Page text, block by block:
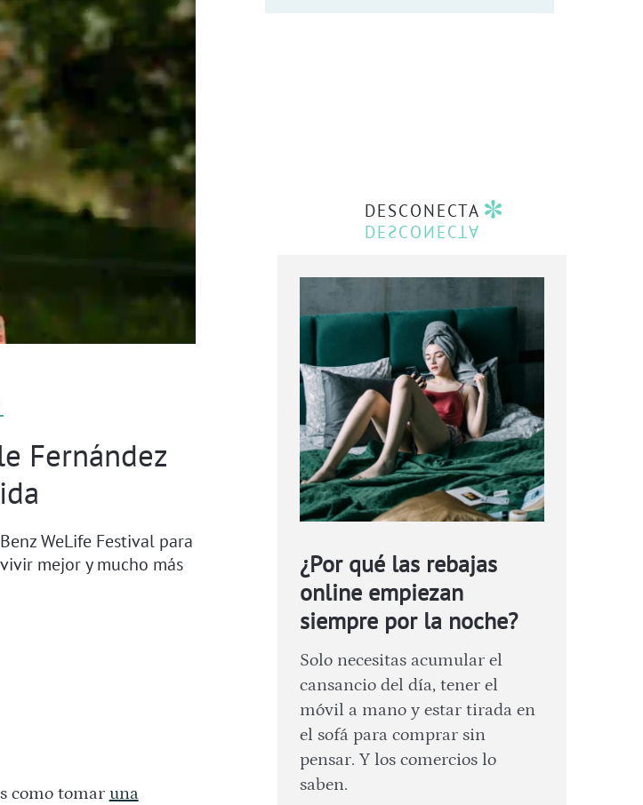
Fernández
WeLife Festival para
mejor y mucho más
como tomar una
DESCONECTA
¿Por qué las rebajas
online empiezan
siempre por la noche?
Solo necesitas acumular el
cansancio del día, tener el
móvil a mano y estar tirada en
el sofá para comprar sin
pensar. Y los comercios lo
saben.